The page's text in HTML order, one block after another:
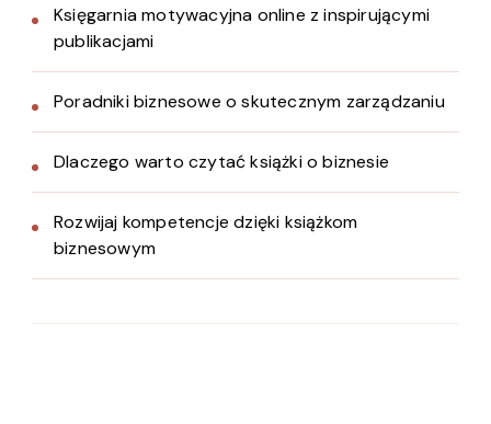
Księgarnia motywacyjna online z inspirującymi
publikacjami
Poradniki biznesowe o skutecznym zarządzaniu
Dlaczego warto czytać książki o biznesie
Rozwijaj kompetencje dzięki książkom
biznesowym